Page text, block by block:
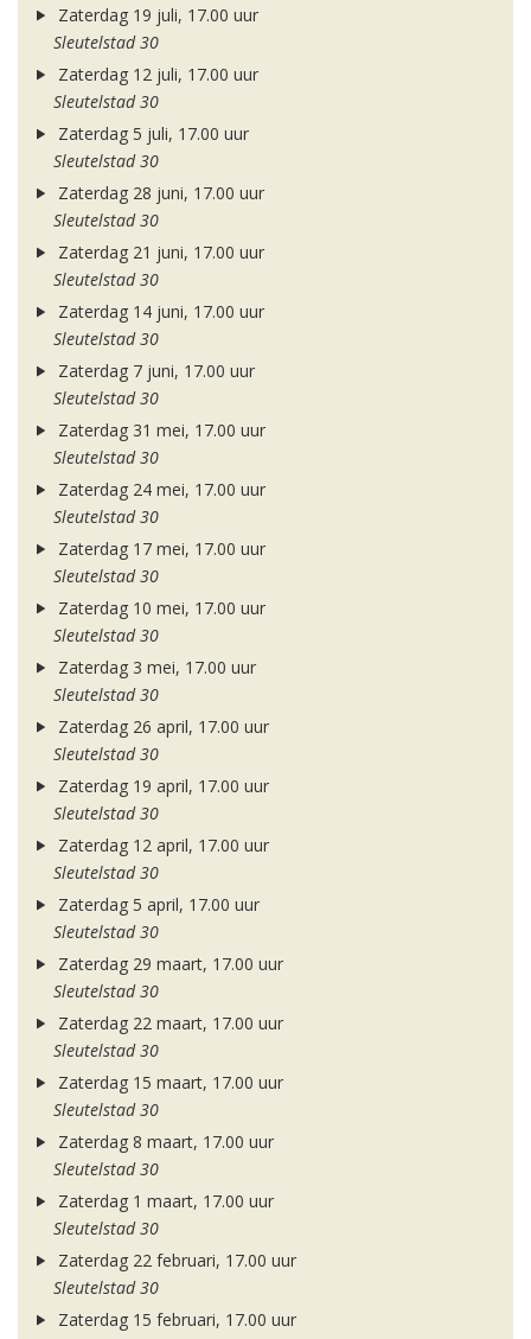
Zaterdag 19 juli, 17.00 uur
Sleutelstad 30
Zaterdag 12 juli, 17.00 uur
Sleutelstad 30
Zaterdag 5 juli, 17.00 uur
Sleutelstad 30
Zaterdag 28 juni, 17.00 uur
Sleutelstad 30
Zaterdag 21 juni, 17.00 uur
Sleutelstad 30
Zaterdag 14 juni, 17.00 uur
Sleutelstad 30
Zaterdag 7 juni, 17.00 uur
Sleutelstad 30
Zaterdag 31 mei, 17.00 uur
Sleutelstad 30
Zaterdag 24 mei, 17.00 uur
Sleutelstad 30
Zaterdag 17 mei, 17.00 uur
Sleutelstad 30
Zaterdag 10 mei, 17.00 uur
Sleutelstad 30
Zaterdag 3 mei, 17.00 uur
Sleutelstad 30
Zaterdag 26 april, 17.00 uur
Sleutelstad 30
Zaterdag 19 april, 17.00 uur
Sleutelstad 30
Zaterdag 12 april, 17.00 uur
Sleutelstad 30
Zaterdag 5 april, 17.00 uur
Sleutelstad 30
Zaterdag 29 maart, 17.00 uur
Sleutelstad 30
Zaterdag 22 maart, 17.00 uur
Sleutelstad 30
Zaterdag 15 maart, 17.00 uur
Sleutelstad 30
Zaterdag 8 maart, 17.00 uur
Sleutelstad 30
Zaterdag 1 maart, 17.00 uur
Sleutelstad 30
Zaterdag 22 februari, 17.00 uur
Sleutelstad 30
Zaterdag 15 februari, 17.00 uur